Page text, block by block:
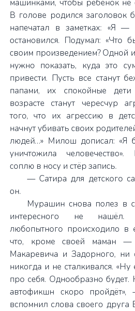
машинками, чтобы ребёнок не
В голове родился заголовок
напечатал в заметках: «Я
остановился. Подумал: «Что
своим произведением? Одной
нужно показать, куда это
привести. Пусть все станут
папами, их спокойные
возрасте станут чересчур
того, что их агрессию в
начнут убивать своих
людей…» Милош дописал: «Я
уничтожила
соплю в носу и стёр запись.
— Сатира для детского
он.
Мурашин снова полез в
интересного не нашёл.
любопытного происходило в
что, кроме своей маман —
Макаревича и Задорного, ни
никогда и не сталкивался. «Ну
про себя. Однообразно
автофикшн скоро
вспомнил слова своего друга